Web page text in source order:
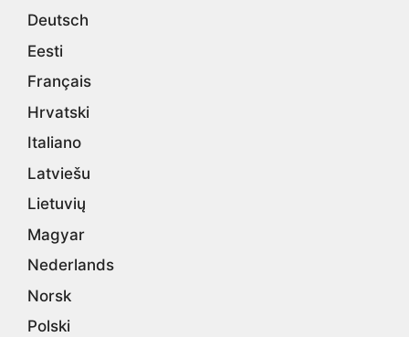
Deutsch
Eesti
Français
Hrvatski
Italiano
Latviešu
Lietuvių
Magyar
Nederlands
Norsk
Polski